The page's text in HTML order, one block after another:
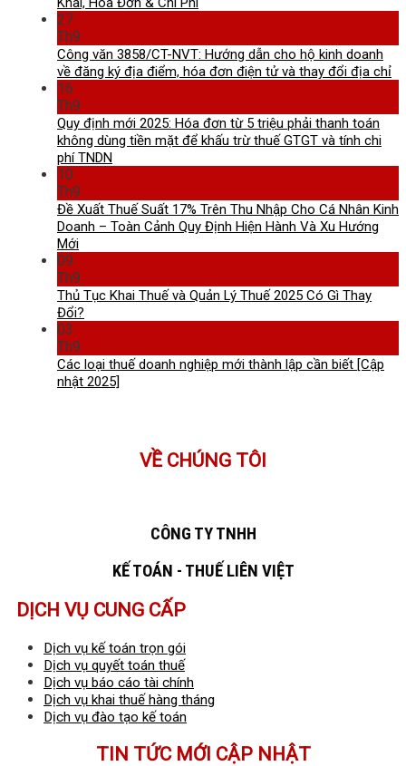
27
Th9
Công văn 3858/CT-NVT: Hướng dẫn cho hộ kinh doanh
về đăng ký địa điểm, hóa đơn điện tử và thay đổi địa chỉ
16
Th9
Quy định mới 2025: Hóa đơn từ 5 triệu phải thanh toán
không dùng tiền mặt để khấu trừ thuế GTGT và tính chi
phí TNDN
10
Th9
Đề Xuất Thuế Suất 17% Trên Thu Nhập Cho Cá Nhân Kinh
Doanh – Toàn Cảnh Quy Định Hiện Hành Và Xu Hướng
Mới
09
Th9
Thủ Tục Khai Thuế và Quản Lý Thuế 2025 Có Gì Thay
Đổi?
03
Th9
Các loại thuế doanh nghiệp mới thành lập cần biết [Cập
nhật 2025]
VỀ CHÚNG TÔI
CÔNG TY TNHH
KẾ TOÁN - THUẾ LIÊN VIỆT
DỊCH VỤ CUNG CẤP
Dịch vụ kế toán trọn gói
Dịch vụ quyết toán thuế
Dịch vụ báo cáo tài chính
Dịch vụ khai thuế hàng tháng
Dịch vụ đào tạo kế toán
TIN TỨC MỚI CẬP NHẬT